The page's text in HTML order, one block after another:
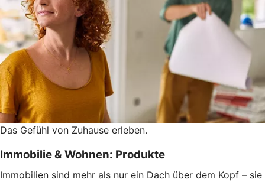
Das Gefühl von Zuhause erleben.
Immobilie & Wohnen: Produkte
Immobilien sind mehr als nur ein Dach über dem Kopf – sie